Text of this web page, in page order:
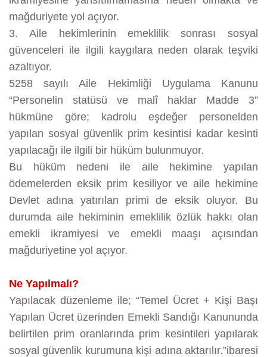
mağduriyete yol açıyor.
3. Aile hekimlerinin emeklilik sonrası sosyal
güvenceleri ile ilgili kaygılara neden olarak teşviki
azaltıyor.
5258 sayılı Aile Hekimliği Uygulama Kanunu
“Personelin statüsü ve malî haklar Madde 3”
hükmüne göre; kadrolu eşdeğer personelden
yapılan sosyal güvenlik prim kesintisi kadar kesinti
yapılacağı ile ilgili bir hüküm bulunmuyor.
Bu hüküm nedeni ile aile hekimine yapılan
ödemelerden eksik prim kesiliyor ve aile hekimine
Devlet adına yatırılan primi de eksik oluyor. Bu
durumda aile hekiminin emeklilik özlük hakkı olan
emekli ikramiyesi ve emekli maaşı açısından
mağduriyetine yol açıyor.
Ne Yapılmalı?
Yapılacak düzenleme ile; “Temel Ücret + Kişi Başı
Yapılan Ücret üzerinden Emekli Sandığı Kanununda
belirtilen prim oranlarında prim kesintileri yapılarak
sosyal güvenlik kurumuna kişi adına aktarılır.”ibaresi